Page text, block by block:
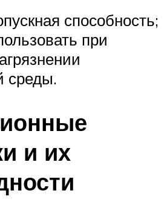
способность;
при
среды.
и их